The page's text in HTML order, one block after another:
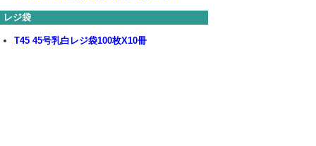
レジ袋
T45 45号乳白レジ袋100枚X10冊